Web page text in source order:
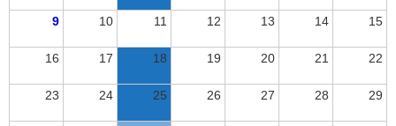
9 10 11 12 13 14 15
16 17 18 19 20 21 22
23 24 25 26 27 28 29